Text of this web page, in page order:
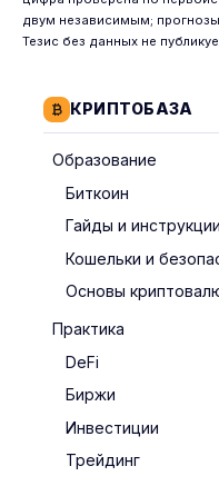
двум независимым;
Тезис без данных не
КРИПТОБАЗА
Образование
Биткоин
Гайды и инструкции
Кошельки и
Основы
Практика
DeFi
Биржи
Инвестиции
Трейдинг